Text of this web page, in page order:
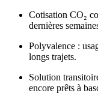
Cotisation CO₂
dernières
Polyvalence :
longs trajets.
Solution
encore prêts à